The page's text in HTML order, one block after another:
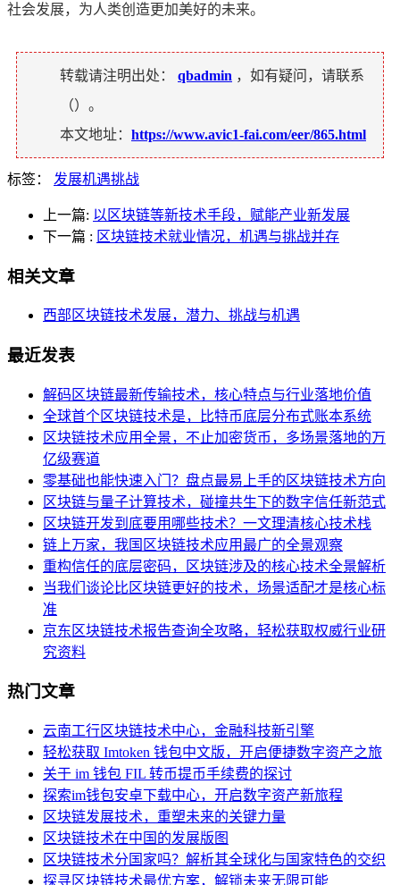
社会发展，为人类创造更加美好的未来。
转载请注明出处： qbadmin ，如有疑问，请联系
（）。
本文地址： https://www.avic1-fai.com/eer/865.html
标签： 发展机遇挑战
上一篇: 以区块链等新技术手段，赋能产业新发展
下一篇 : 区块链技术就业情况，机遇与挑战并存
相关文章
西部区块链技术发展，潜力、挑战与机遇
最近发表
解码区块链最新传输技术，核心特点与行业落地价值
全球首个区块链技术是，比特币底层分布式账本系统
区块链技术应用全景，不止加密货币，多场景落地的万
亿级赛道
零基础也能快速入门？盘点最易上手的区块链技术方向
区块链与量子计算技术，碰撞共生下的数字信任新范式
区块链开发到底要用哪些技术？一文理清核心技术栈
链上万家，我国区块链技术应用最广的全景观察
重构信任的底层密码，区块链涉及的核心技术全景解析
当我们谈论比区块链更好的技术，场景适配才是核心标
准
京东区块链技术报告查询全攻略，轻松获取权威行业研
究资料
热门文章
云南工行区块链技术中心，金融科技新引擎
轻松获取 Imtoken 钱包中文版，开启便捷数字资产之旅
关于 im 钱包 FIL 转币提币手续费的探讨
探索im钱包安卓下载中心，开启数字资产新旅程
区块链发展技术，重塑未来的关键力量
区块链技术在中国的发展版图
区块链技术分国家吗？解析其全球化与国家特色的交织
探寻区块链技术最优方案，解锁未来无限可能